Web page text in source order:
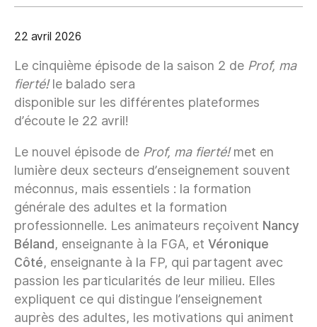
22 avril 2026
Le cinquième épisode de la saison 2 de Prof, ma
fierté!le balado sera
disponible sur les différentes plateformes
d’écoute le 22 avril!
Le nouvel épisode de Prof, ma fierté!met en
lumière deux secteurs d’enseignement souvent
méconnus, mais essentiels : la formation
générale des adultes et la formation
professionnelle. Les animateurs reçoivent Nancy
Béland, enseignante à la FGA, et Véronique
Côté, enseignante à la FP, qui partagent avec
passion les particularités de leur milieu. Elles
expliquent ce qui distingue l’enseignement
auprès des adultes, les motivations qui animent